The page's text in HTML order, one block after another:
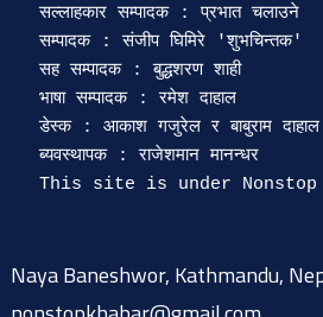
सल्लाहकार सम्पादक : प्रभात चलाउने
सम्पादक : संजीप घिमिरे 'शुभचिन्तक'
सह सम्पादक : बुद्धशरण शाही
भाषा सम्पादक : रमेश दाहाल
डेस्क : आकाश गजुरेल र बाबुराम दाहाल
ब्यवस्थापक : राजेशमान मानन्धर
Naya Baneshwor, Kathmandu,